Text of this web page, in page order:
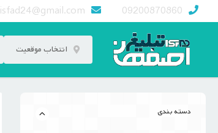
به
09200870860
isfad24@gmail.com
انتخاب موقعیت
دسته بندی